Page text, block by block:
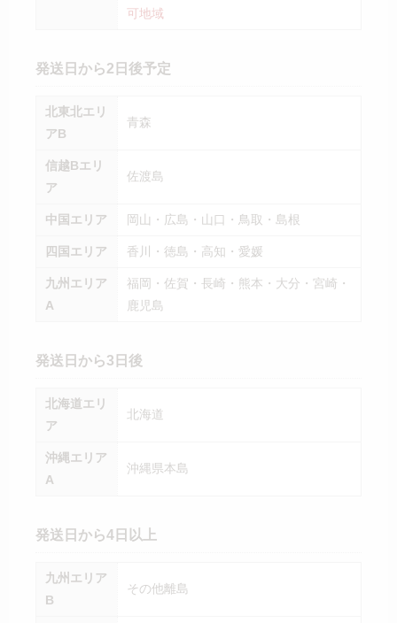
可地域
発送日から2日後予定
北東北エリ
アB
青森
信越Bエリ
ア
佐渡島
中国エリア 岡山・広島・山口・鳥取・島根
四国エリア 香川・徳島・高知・愛媛
九州エリア
A
福岡・佐賀・長崎・熊本・大分・宮崎・
鹿児島
発送日から3日後
北海道エリ
ア
北海道
沖縄エリア
A
沖縄県本島
発送日から4日以上
九州エリア
B
その他離島